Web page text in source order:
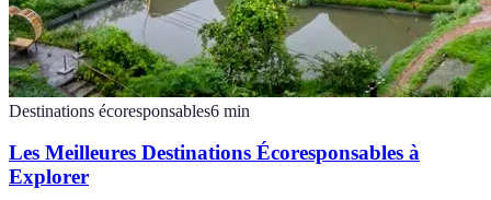
Destinations écoresponsables6 min
Les Meilleures Destinations Écoresponsables à
Explorer